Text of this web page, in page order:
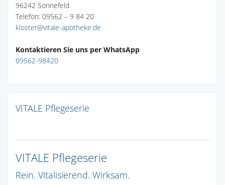
96242 Sonnefeld
Telefon: 09562 – 9 84 20
kloster@vitale-apotheke.de
Kontaktieren Sie uns per WhatsApp
09562-98420
VITALE Pflegeserie
VITALE Pflegeserie
Rein. Vitalisierend. Wirksam.